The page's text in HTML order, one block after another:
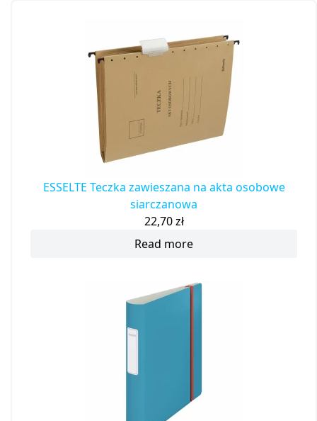
ESSELTE Teczka zawieszana na akta osobowe
siarczanowa
22,70zł
Read more